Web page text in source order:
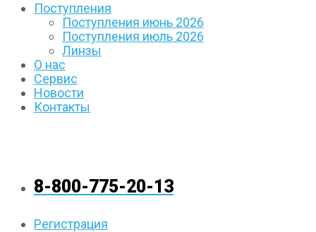
Поступления
Поступления июнь 2026
Поступления июль 2026
Линзы
О нас
Сервис
Новости
Контакты
8-800-775-20-13
Регистрация